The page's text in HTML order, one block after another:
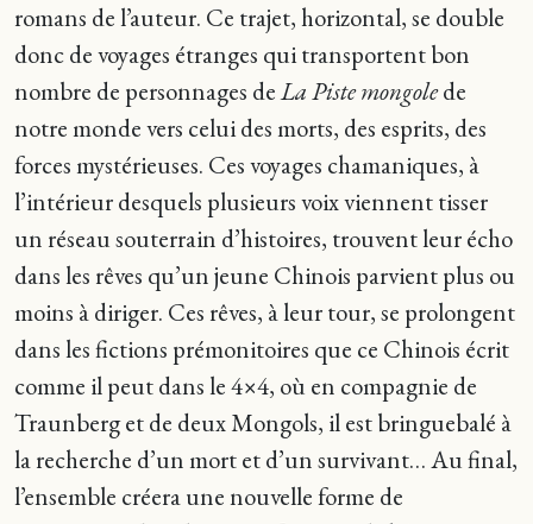
romans de l’auteur. Ce trajet, horizontal, se double
donc de voyages étranges qui transportent bon
nombre de personnages deLa Piste mongolede
notre monde vers celui des morts, des esprits, des
forces mystérieuses. Ces voyages chamaniques, à
l’intérieur desquels plusieurs voix viennent tisser
un réseau souterrain d’histoires, trouvent leur écho
dans les rêves qu’un jeune Chinois parvient plus ou
moins à diriger. Ces rêves, à leur tour, se prolongent
dans les fictions prémonitoires que ce Chinois écrit
comme il peut dans le 4×4, où en compagnie de
Traunberg et de deux Mongols, il est bringuebalé à
la recherche d’un mort et d’un survivant… Au final,
l’ensemble créera une nouvelle forme de